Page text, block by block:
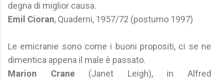
degna di miglior causa.
Emil Cioran, Quaderni, 1957/72 (postumo 1997)
Le emicranie sono come i buoni propositi, ci se ne
dimentica appena il male è passato.
Marion Crane(Janet Leigh), in Alfred